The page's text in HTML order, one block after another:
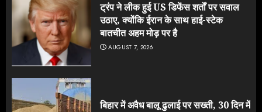
ट्रंप ने लीक हुई US डिफेंस शर्तों पर सवाल
उठाए, क्योंकि ईरान के साथ हाई-स्टेक
बातचीत अहम मोड़ पर है
AUGUST 7, 2026
बिहार में अवैध बालू ढुलाई पर सख्ती, 30 दिन में